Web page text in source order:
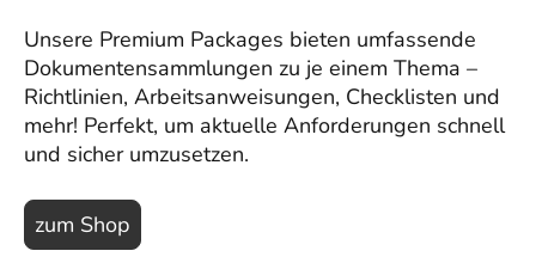
Unsere Premium Packages bieten umfassende
Dokumentensammlungen zu je einem Thema –
Richtlinien, Arbeitsanweisungen, Checklisten und
mehr! Perfekt, um aktuelle Anforderungen schnell
und sicher umzusetzen.
zum Shop